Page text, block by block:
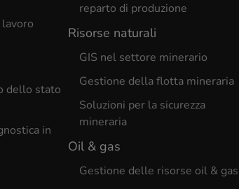
dello stato
in
reparto di produzione
Risorse naturali
GIS nel settore minerario
Gestione della flotta mineraria
Soluzioni per la sicurezza
mineraria
Oil & gas
Gestione delle risorse oil & gas